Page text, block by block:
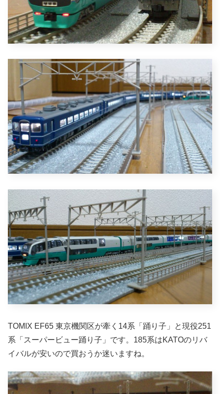
TOMIX EF65 東京機関区が牽く14系「踊り子」と現役251
系「スーパービュー踊り子」です。185系はKATOのリバ
イバルが安いので買おうか迷いますね。